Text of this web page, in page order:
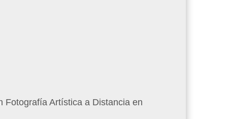
Fotografía Artística a Distancia en